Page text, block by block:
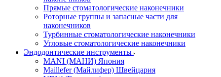
Прямые стоматологические наконечники
Роторные группы и запасные части для
наконечников
Турбинные стоматологические наконечники
Угловые стоматологические наконечники
Эндодонтические инструменты
MANI (МАНИ) Япония
Maillefer (Майлифер) Швейцария